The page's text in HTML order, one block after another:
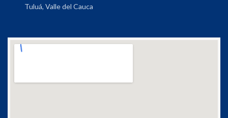
Tuluá, Valle del Cauca